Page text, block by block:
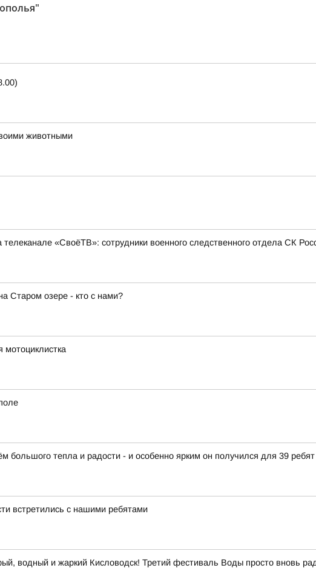
животными
«СвоёТВ»: сотрудники военного следственного отдела СК
Старом озере - кто с нами?
большого тепла и радости - и особенно ярким он получился для 39
встретились с нашими ребятами
водный и жаркий Кисловодск! Третий фестиваль Воды просто вновь